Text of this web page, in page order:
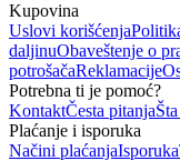
Kupovina
Uslovi korišćenja
daljinuObaveštenje o
potrošačaReklamacije
Potrebna ti je pomoć?
KontaktČesta pitanja
Plaćanje i isporuka
Načini plaćanjaIsporuka